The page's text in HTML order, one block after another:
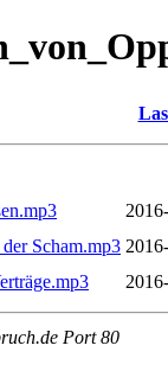
Scham.mp3
Port 80